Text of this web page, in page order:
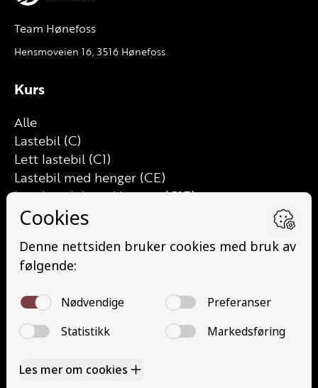
Team Hønefoss
Hensmoveien 16, 3516 Hønefoss
Kurs
Alle
Lastebil (C)
Lett lastebil (C1)
Lastebil med henger (CE)
Lett lastebil med henger (C1E)
Buss (D)
Minibuss (D1)
Minibuss med henger (D1E)
Person (YDP – YSK)
YSK Gods etterutdanning (EYDG)
YSK Person etterutdanning (EYDP)
Kontakt